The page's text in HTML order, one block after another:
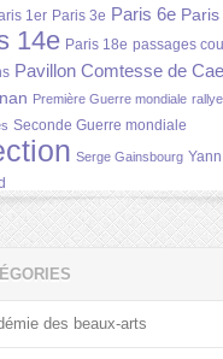
1er Paris 3e Paris 6e Paris
14e Paris 18e passages
Pavillon Comtesse de
Première Guerre mondiale
Seconde Guerre mondiale
Serge Gainsbourg
des beaux-arts